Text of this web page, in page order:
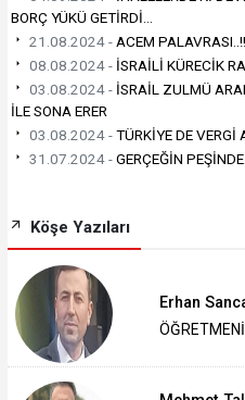
BORÇ YÜKÜ GETİRDİ...
21.08.2024 - ACEM PALAVRASI..!!
08.08.2024 - İSRAİLİ KÜRECİK
03.08.2024 - İSRAİL ZULMÜ
İLE SONA ERER
03.08.2024 -TÜRKİYE DE VERGİ
31.07.2024 -GERÇEĞİN PEŞİNDE…
Köşe Yazıları
Erhan